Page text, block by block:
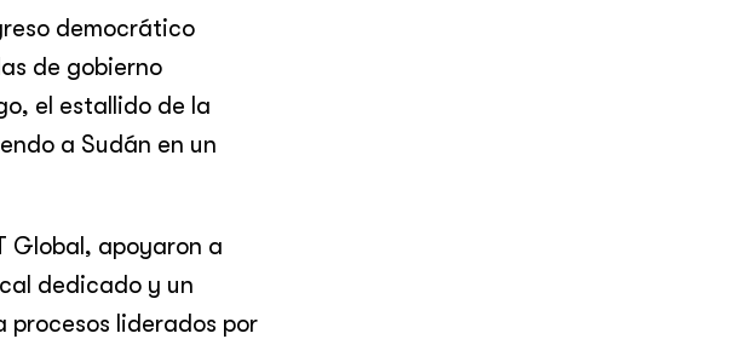
democrático
de gobierno
el estallido de la
a Sudán en un
Global, apoyaron a
dedicado y un
liderados por